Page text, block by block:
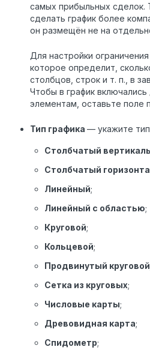
самых прибыльных сделок.
сделать график более
он размещён не на
Для настройки
которое определит,
столбцов, строк и т. п., в
Чтобы в график
элементам, оставьте поле
Тип графика — укажите тип
Столбчатый
Столбчатый
Линейный;
Линейный с областью;
Круговой;
Кольцевой;
Продвинутый круговой
Сетка из круговых;
Числовые карты;
Древовидная карта;
Спидометр;